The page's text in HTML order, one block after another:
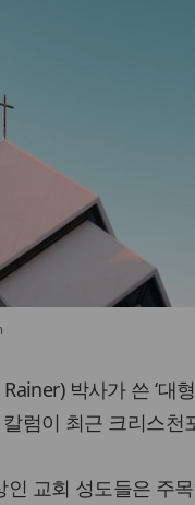
박사가 쓴 ‘대
럼이 최근 크리스천
교회 성도들은 주